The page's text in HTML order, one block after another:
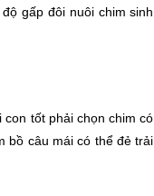
gấp đôi nuôi chim sinh
tốt phải chọn chim có
bồ câu mái có thể đẻ trải